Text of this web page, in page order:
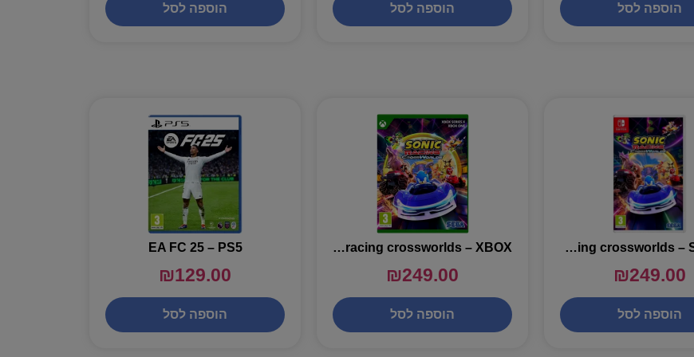
הוספה לסל הוספה לסל הוספה לסל
sonic racing crossworlds – SWITCH
₪249.00
הוספה לסל
sonic racing crossworlds – XBOX
₪249.00
הוספה לסל
EA FC 25 – PS5
₪129.00
הוספה לסל